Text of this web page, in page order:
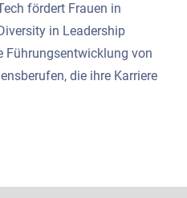
fördert Frauen in
in Leadership
Führungsentwicklung von
die ihre Karriere